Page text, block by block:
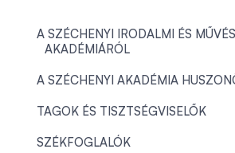
A SZÉCHENYI IRODALMI ÉS
AKADÉMIÁRÓL
A SZÉCHENYI AKADÉMIA
TAGOK ÉS TISZTSÉGVISELŐK
SZÉKFOGLALÓK